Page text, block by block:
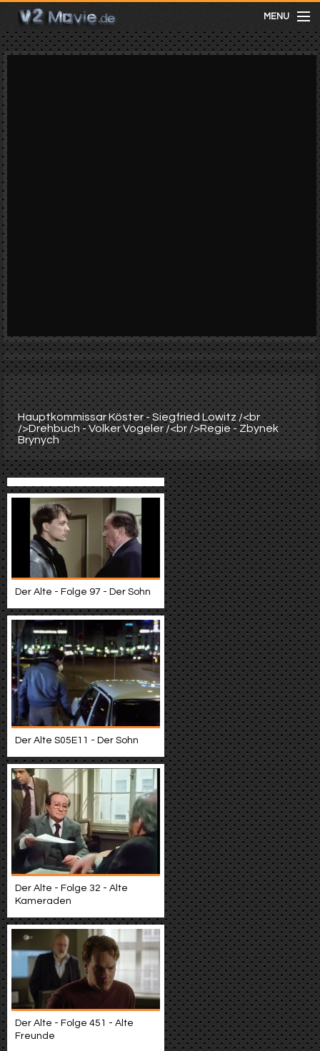
MENU
meist gesehen
Video suchen
Hauptkommissar Köster - Siegfried Lowitz /<br
/>Drehbuch - Volker Vogeler /<br />Regie - Zbynek
Brynych
Der Alte - Folge 97 - Der Sohn
Der Alte S05E11 - Der Sohn
Der Alte - Folge 32 - Alte
Kameraden
Der Alte - Folge 451 - Alte
Freunde